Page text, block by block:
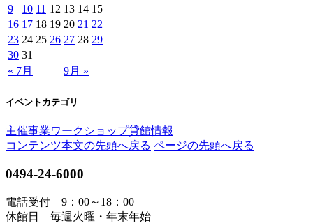
9
10 11 12 13 14 15
16 17 18 19 20 21 22
23 24 25 26 27 28 29
30 31
« 7月
9月 »
イベントカテゴリ
主催事業ワークショップ貸館情報
コンテンツ本文の先頭へ戻る ページの先頭へ戻る
0494-24-6000
電話受付 9：00～18：00
休館日 毎週火曜・年末年始